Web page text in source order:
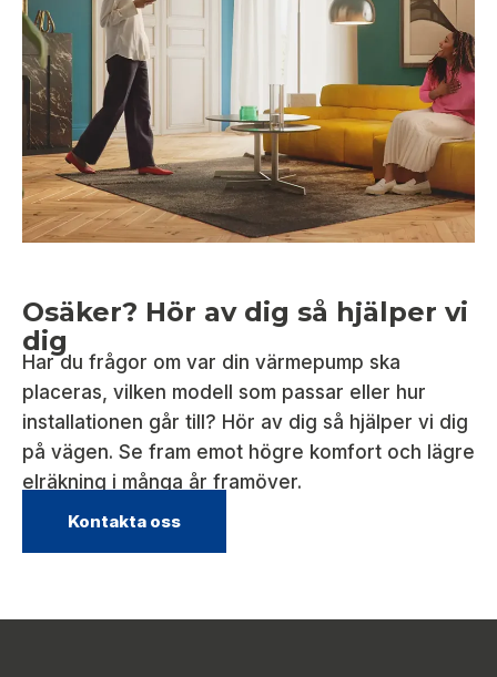
Osäker? Hör av dig så hjälper vi
dig
Har du frågor om var din värmepump ska
placeras, vilken modell som passar eller hur
installationen går till? Hör av dig så hjälper vi dig
på vägen. Se fram emot högre komfort och lägre
elräkning i många år framöver.
Kontakta oss